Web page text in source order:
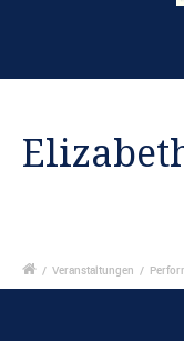
/ Veranstaltungen /